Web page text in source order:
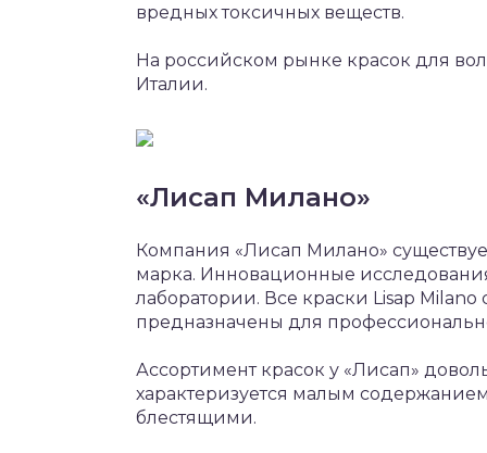
вредных токсичных веществ.
На российском рынке красок для
Италии.
«Лисап Милано»
Компания «Лисап Милано»
марка. Инновационные
лаборатории. Все краски Lisap
предназначены для
Ассортимент красок у «Лисап»
характеризуется малым
блестящими.